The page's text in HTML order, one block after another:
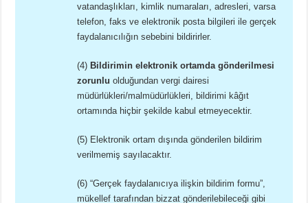
vatandaşlıkları, kimlik numaraları, adresleri, varsa
telefon, faks ve elektronik posta bilgileri ile gerçek
faydalanıcılığın sebebini bildirirler.
(4)Bildirimin elektronik ortamda gönderilmesi
zorunlu olduğundan vergi dairesi
müdürlükleri/malmüdürlükleri, bildirimi kâğıt
ortamında hiçbir şekilde kabul etmeyecektir.
(5) Elektronik ortam dışında gönderilen bildirim
verilmemiş sayılacaktır.
(6) “Gerçek faydalanıcıya ilişkin bildirim formu”,
mükellef tarafından bizzat gönderilebileceği gibi